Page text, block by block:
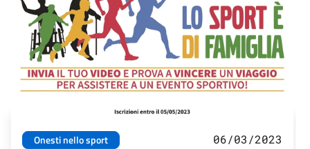
Onesti nello sport 06/03/2023